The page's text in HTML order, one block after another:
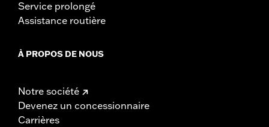
Service prolongé
Assistance routière
À PROPOS DE NOUS
Notre société
Devenez un concessionnaire
Carrières